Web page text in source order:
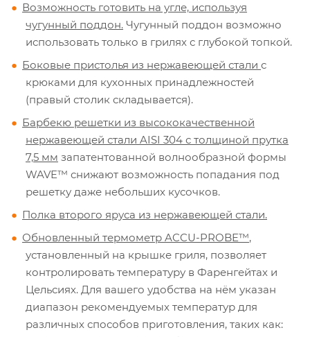
Возможность готовить на угле, используя
чугунный поддон. Чугунный поддон возможно
использовать только в грилях с глубокой топкой.
Боковые пристолья из нержавеющей стали с
крюками для кухонных принадлежностей
(правый столик складывается).
Барбекю решетки из высококачественной
нержавеющей стали AISI 304 с толщиной прутка
7,5 мм запатентованной волнообразной формы
WAVE™ снижают возможность попадания под
решетку даже небольших кусочков.
Полка второго яруса из нержавеющей стали.
Обновленный термометр ACCU-PROBE™,
установленный на крышке гриля, позволяет
контролировать температуру в Фаренгейтах и
Цельсиях. Для вашего удобства на нём указан
диапазон рекомендуемых температур для
различных способов приготовления, таких как: